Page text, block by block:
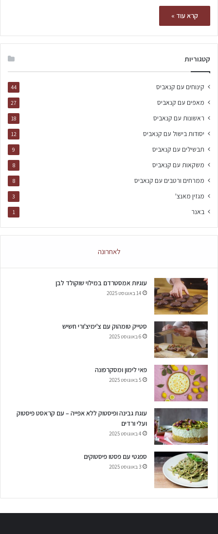
קרא עוד »
קטגוריות
קינוחים עם קנאביס 44
מאפים עם קנאביס 27
ראשונות עם קנאביס 18
יסודות בישול עם קנאביס 12
תבשילים עם קנאביס 9
משקאות עם קנאביס 8
ממרחים ורטבים עם קנאביס 8
מגזין מאנצ' 3
באנר 1
לאחרונה
עוגיות אמסטרדם במילוי שוקולד לבן
14 באוגוסט 2025
סטייק טומהוק עם צ'ימיצ'ורי חשיש
6 באוגוסט 2025
פאי לימון ומסקרפונה
5 באוגוסט 2025
עוגת גבינה ופיסטוק ללא אפייה – עם קראסט פיסטוק
ועלי ורדים
4 באוגוסט 2025
ספגטי עם פסטו פיסטוקים
3 באוגוסט 2025